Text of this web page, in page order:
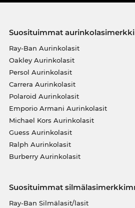
Suosituimmat
Ray-Ban Aurinkolasit
Oakley Aurinkolasit
Persol Aurinkolasit
Carrera Aurinkolasit
Polaroid Aurinkolasit
Emporio Armani Aurinkolasit
Michael Kors Aurinkolasit
Guess Aurinkolasit
Ralph Aurinkolasit
Burberry Aurinkolasit
Suosituimmat
Ray-Ban Silmälasit/lasit